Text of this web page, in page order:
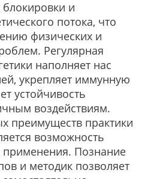
и
потока, что
физических и
Регулярная
наполняет нас
укрепляет иммунную
устойчивость
воздействиям.
преимуществ практики
возможность
применения. Познание
и методик позволяет